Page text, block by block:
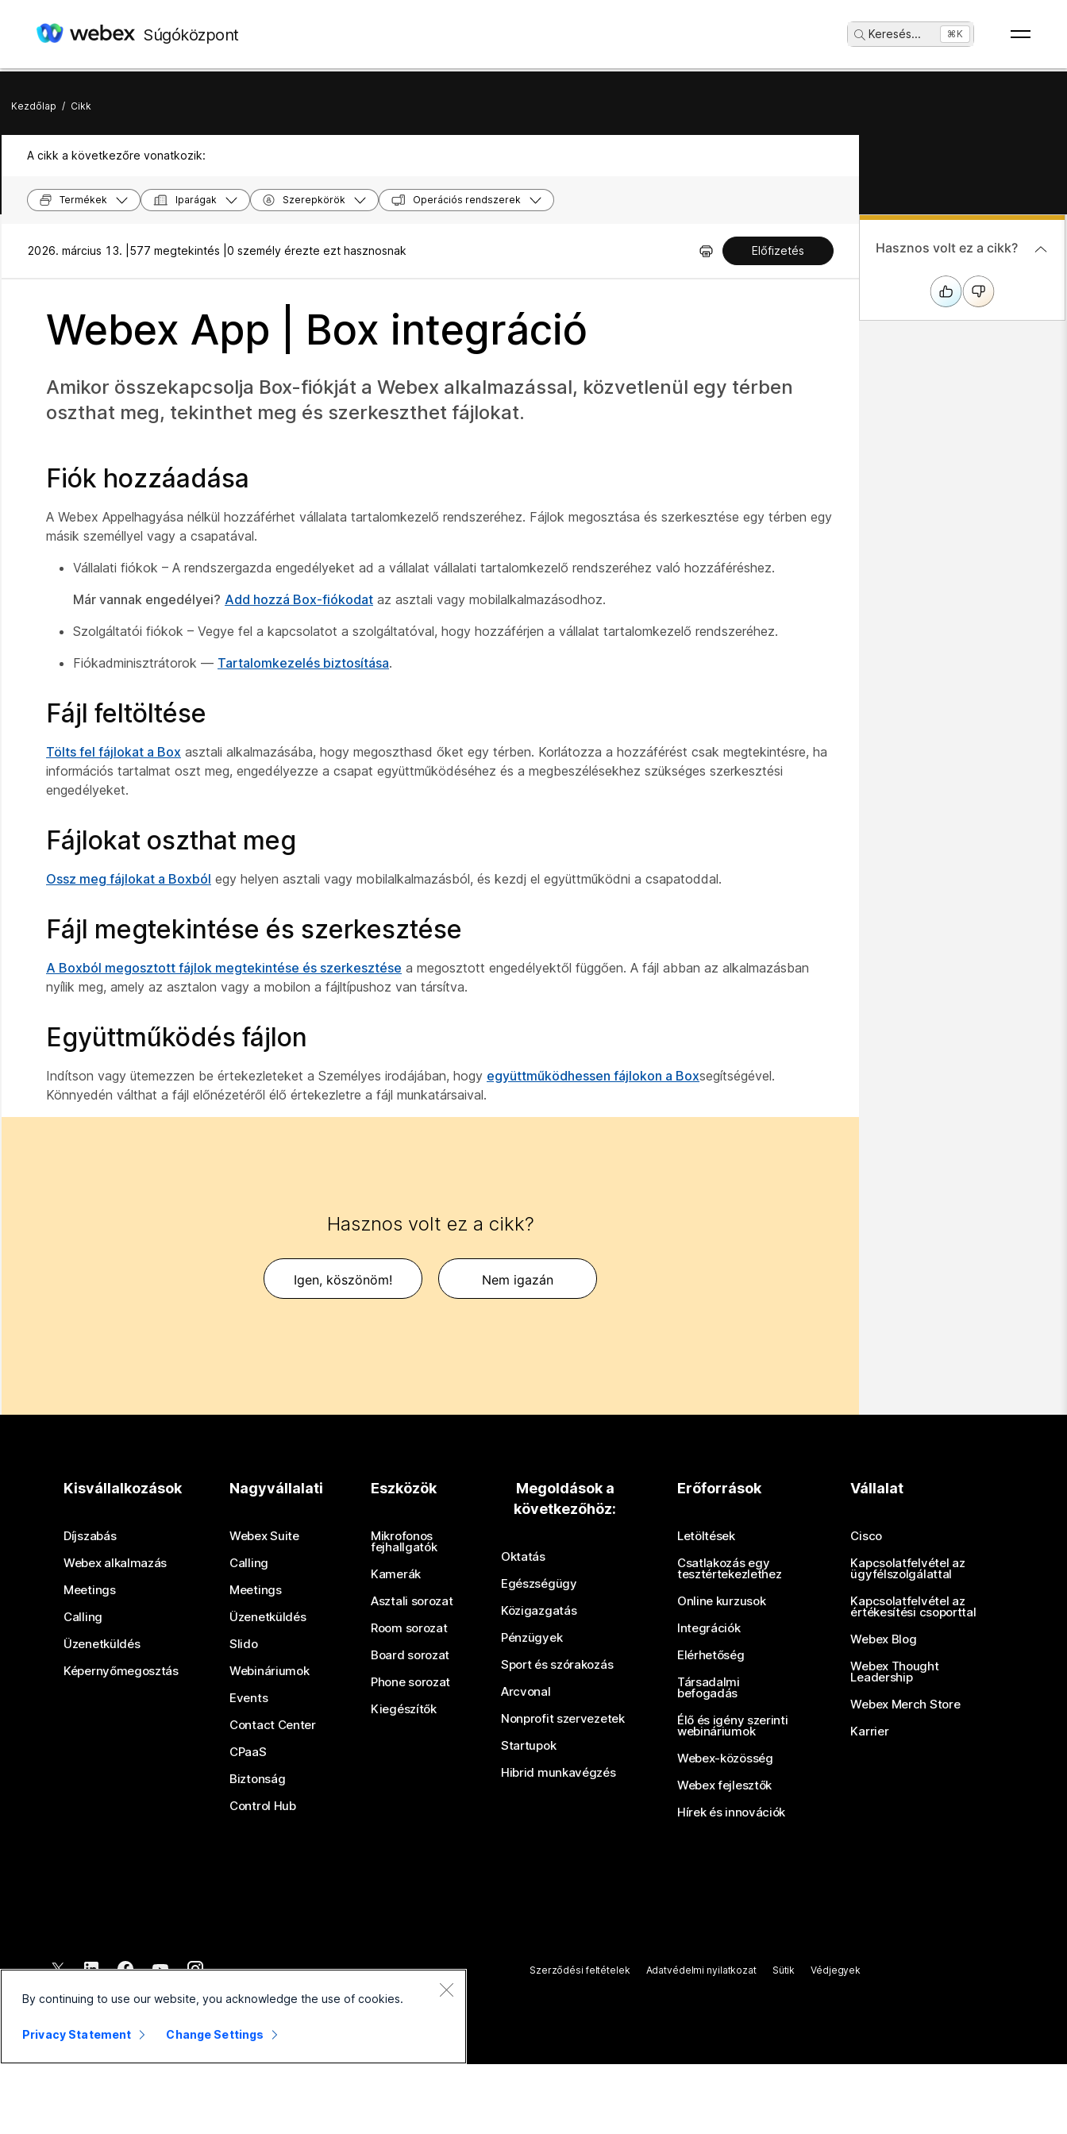
Súgóközpont Keresés... ⌘K
Kezdőlap / Cikk
A cikk a következőre vonatkozik:
Termékek Iparágak Szerepkörök Operációs rendszerek
2026. március 13. | 577 megtekintés | 0 személy érezte ezt hasznosnak Előfizetés
Webex App | Box integráció
Amikor összekapcsolja Box-fiókját a Webex alkalmazással, közvetlenül egy térben
oszthat meg, tekinthet meg és szerkeszthet fájlokat.
Fiók hozzáadása
A Webex Appelhagyása nélkül hozzáférhet vállalata tartalomkezelő rendszeréhez. Fájlok megosztása és szerkesztése egy térben egy
másik személlyel vagy a csapatával.
Vállalati fiókok – A rendszergazda engedélyeket ad a vállalat vállalati tartalomkezelő rendszeréhez való hozzáféréshez.
Már vannak engedélyei? Add hozzá Box-fiókodat az asztali vagy mobilalkalmazásodhoz.
Szolgáltatói fiókok – Vegye fel a kapcsolatot a szolgáltatóval, hogy hozzáférjen a vállalat tartalomkezelő rendszeréhez.
Fiókadminisztrátorok –– Tartalomkezelés biztosítása.
Fájl feltöltése
Tölts fel fájlokat a Box asztali alkalmazásába, hogy megoszthasd őket egy térben. Korlátozza a hozzáférést csak megtekintésre, ha
információs tartalmat oszt meg, engedélyezze a csapat együttműködéséhez és a megbeszélésekhez szükséges szerkesztési
engedélyeket.
Fájlokat oszthat meg
Ossz meg fájlokat a Boxból egy helyen asztali vagy mobilalkalmazásból, és kezdj el együttműködni a csapatoddal.
Fájl megtekintése és szerkesztése
A Boxból megosztott fájlok megtekintése és szerkesztése a megosztott engedélyektől függően. A fájl abban az alkalmazásban
nyílik meg, amely az asztalon vagy a mobilon a fájltípushoz van társítva.
Együttműködés fájlon
Indítson vagy ütemezzen be értekezleteket a Személyes irodájában, hogy együttműködhessen fájlokon a Boxsegítségével.
Könnyedén válthat a fájl előnézetéről élő értekezletre a fájl munkatársaival.
Hasznos volt ez a cikk?
Igen, köszönöm! Nem igazán
Hasznos volt ez a cikk?
Kisvállalkozások
Díjszabás
Webex alkalmazás
Meetings
Calling
Üzenetküldés
Képernyőmegosztás
Nagyvállalati
Webex Suite
Calling
Meetings
Üzenetküldés
Slido
Webináriumok
Events
Contact Center
CPaaS
Biztonság
Control Hub
Eszközök
Mikrofonos
fejhallgatók
Kamerák
Asztali sorozat
Room sorozat
Board sorozat
Phone sorozat
Kiegészítők
Megoldások a
következőhöz:
Oktatás
Egészségügy
Közigazgatás
Pénzügyek
Sport és szórakozás
Arcvonal
Nonprofit szervezetek
Startupok
Hibrid munkavégzés
Erőforrások
Letöltések
Csatlakozás egy
tesztértekezlethez
Online kurzusok
Integrációk
Elérhetőség
Társadalmi
befogadás
Élő és igény szerinti
webináriumok
Webex-közösség
Webex fejlesztők
Hírek és innovációk
Vállalat
Cisco
Kapcsolatfelvétel az
ügyfélszolgálattal
Kapcsolatfelvétel az
értékesítési csoporttal
Webex Blog
Webex Thought
Leadership
Webex Merch Store
Karrier
2026 Cisco és/vagy társvállalatai. Minden jog fenntartva.
Szerződési feltételek Adatvédelmi nyilatkozat Sütik Védjegyek
By continuing to use our website, you acknowledge the use of cookies.
Privacy Statement Change Settings